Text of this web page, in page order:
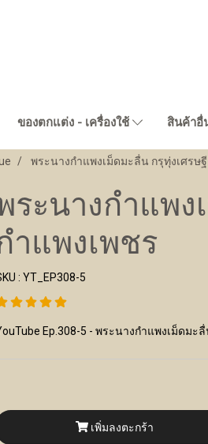
ของตกแต่ง - เครื่องใช้ สินค้า
พระนางกำแพงเม็ดมะลื่น กรุทุ่งเศรษ
ระนางกำแพง
ำแพงเพชร
: YT_EP308-5
Ep.308-5 - พระนางกำแพงเม็ดมะ
เพิ่มลงตะกร้า